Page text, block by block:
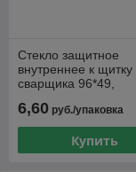
Стекло защитное
внутреннее к щитку
сварщика 96*49,
SOLARIS (для Solaris
ASF500S
6,60 руб./упаковка
Купить